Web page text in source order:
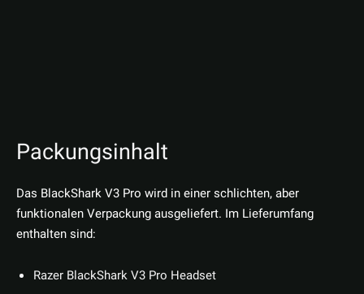
Packungsinhalt
Das BlackShark V3 Pro wird in einer schlichten, aber
funktionalen Verpackung ausgeliefert. Im Lieferumfang
enthalten sind:
Razer BlackShark V3 Pro Headset